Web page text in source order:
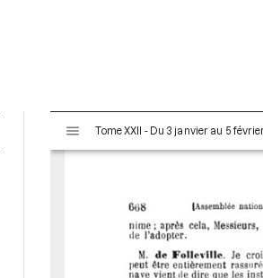
s
Tome XXII - Du 3 janvier au 5 février